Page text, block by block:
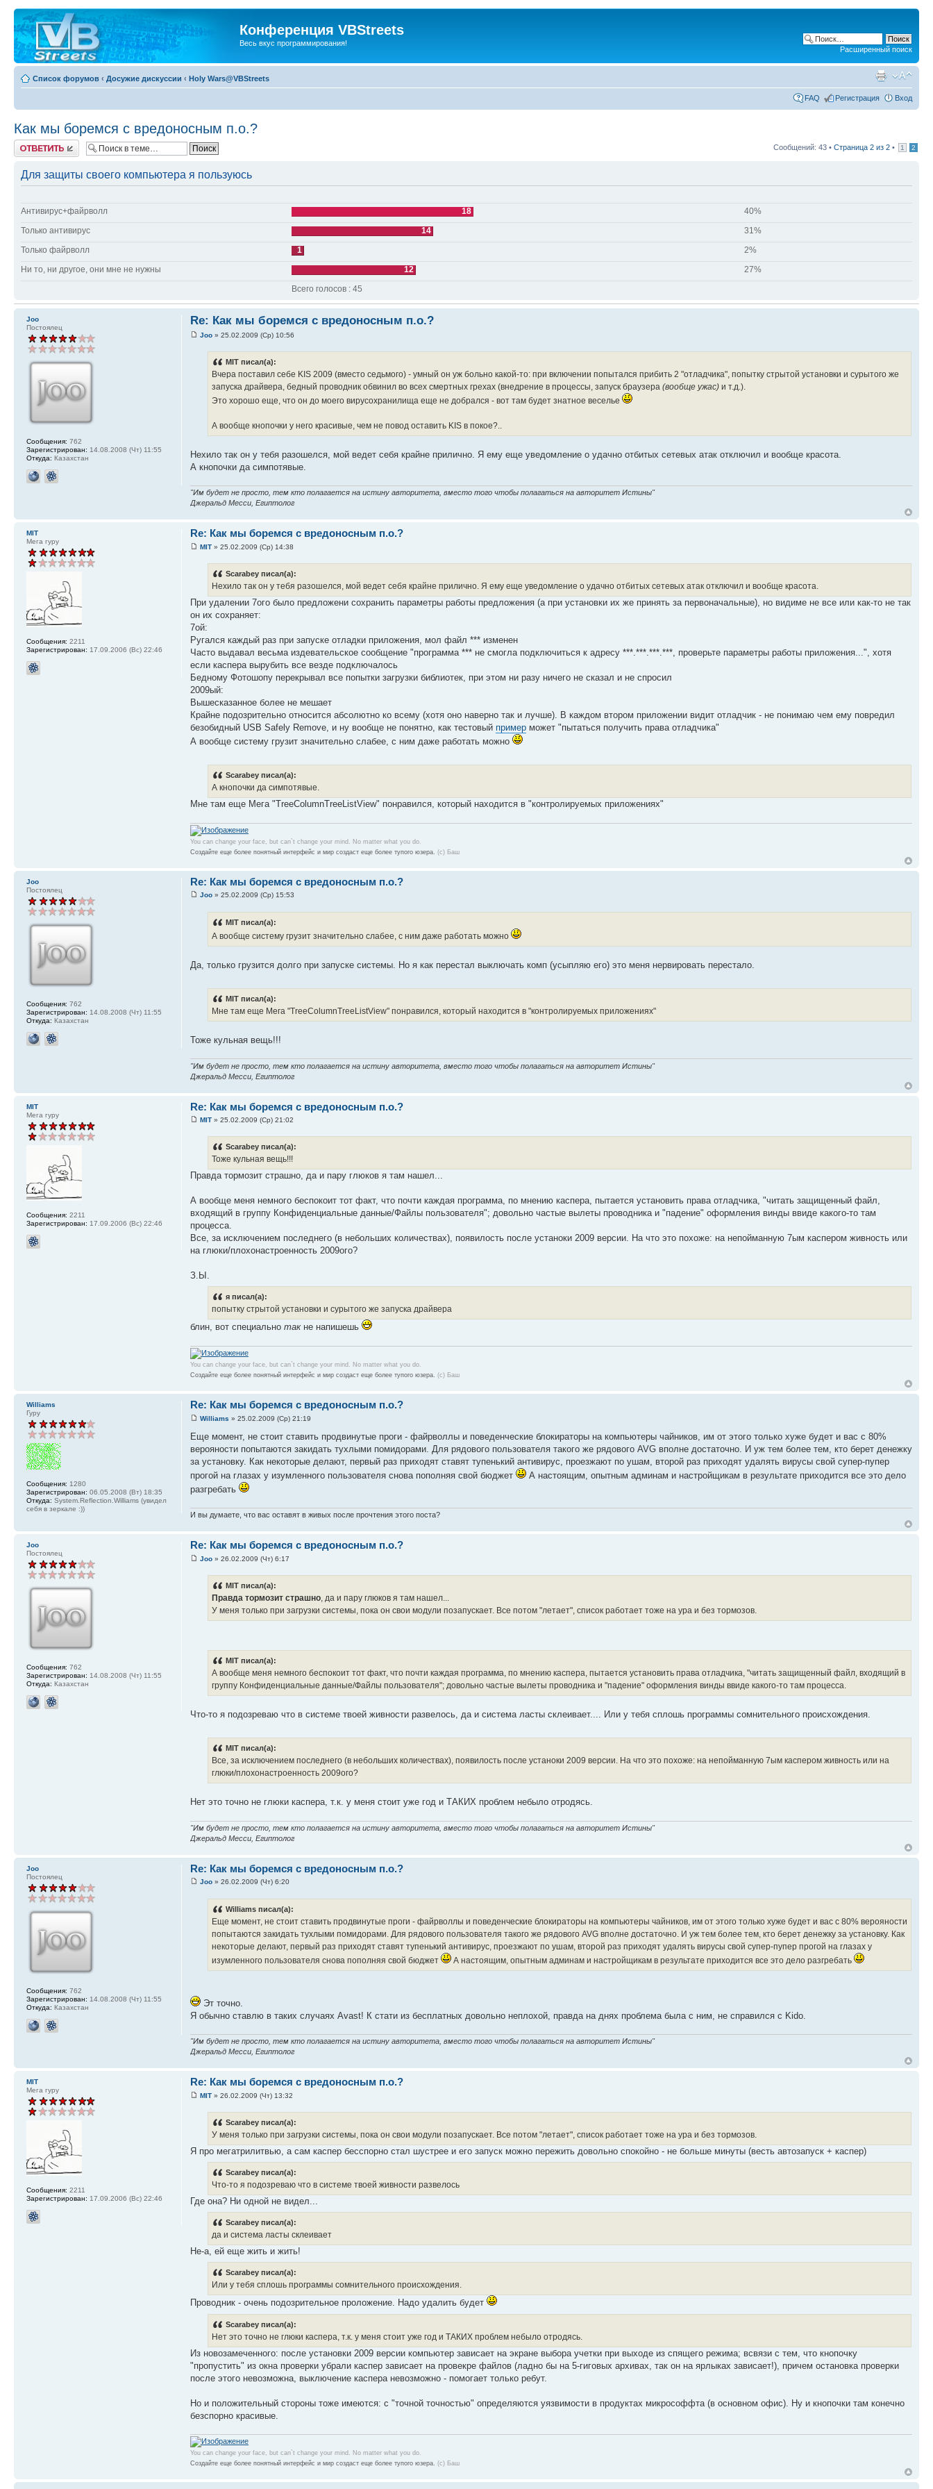
Конференция VBStreets
Весь вкус программирования!
Расширенный поиск
Список форумов ‹ Досужие дискуссии ‹ Holy Wars@VBStreets
FAQ Регистрация Вход
Как мы боремся с вредоносным п.о.?
Ответить Сообщений: 43 • Страница 2 из 2 • 1 2
Для защиты своего компьютера я пользуюсь
Антивирус+файрволл 18
40%
Только антивирус
14
31%
Только файрволл
1
2%
Ни то, ни другое, они мне не нужны
12
27%
Всего голосов : 45
Joo
Постоялец
Сообщения: 762
Зарегистрирован: 14.08.2008 (Чт) 11:55
Откуда: Казахстан
Re: Как мы боремся с вредоносным п.о.?
Joo» 25.02.2009 (Ср) 10:56
MIT писал(а):
Вчера поставил себе KIS 2009 (вместо седьмого) - умный он уж больно какой-то: при включении попытался прибить 2 "отладчика", попытку стрытой установки и сурытого же
запуска драйвера, бедный проводник обвинил во всех смертных грехах (внедрение в процессы, запуск браузера (вообще ужас)и т.д.).
Это хорошо еще, что он до моего вирусохранилища еще не добрался - вот там будет знатное веселье
А вообще кнопочки у него красивые, чем не повод оставить KIS в покое?..
Нехило так он у тебя разошелся, мой ведет себя крайне прилично. Я ему еще уведомление о удачно отбитых сетевых атак отключил и вообще красота.
А кнопочки да симпотявые.
"Им будет не просто, тем кто полагается на истину авторитета, вместо того чтобы полагаться на авторитет Истины"
Джеральд Месси, Египтолог
MIT
Мега гуру
Сообщения: 2211
Зарегистрирован: 17.09.2006 (Вс) 22:46
Re: Как мы боремся с вредоносным п.о.?
MIT» 25.02.2009 (Ср) 14:38
Scarabey писал(а):
Нехило так он у тебя разошелся, мой ведет себя крайне прилично. Я ему еще уведомление о удачно отбитых сетевых атак отключил и вообще красота.
При удалении 7ого было предложени сохранить параметры работы предложения (а при установки их же принять за первоначальные), но видиме не все или как-то не так
он их сохраняет:
7ой:
Ругался каждый раз при запуске отладки приложения, мол файл *** изменен
Часто выдавал весьма издевательское сообщение "программа *** не смогла подключиться к адресу ***.***.***.***, проверьте параметры работы приложения...", хотя
если каспера вырубить все везде подключалось
Бедному Фотошопу перекрывал все попытки загрузки библиотек, при этом ни разу ничего не сказал и не спросил
2009ый:
Вышесказанное более не мешает
Крайне подозрительно относится абсолютно ко всему (хотя оно наверно так и лучше). В каждом втором приложении видит отладчик - не понимаю чем ему повредил
безобидный USB Safely Remove, и ну вообще не понятно, как тестовый примерможет "пытаться получить права отладчика"
А вообще систему грузит значительно слабее, с ним даже работать можно
Scarabey писал(а):
А кнопочки да симпотявые.
Мне там еще Мега "TreeColumnTreeListView" понравился, который находится в "контролируемых приложениях"
You can change your face, but can`t change your mind. No matter what you do.
Создайте еще более понятный интерфейс и мир создаст еще более тупого юзера. (с) Баш
Joo
Постоялец
Сообщения: 762
Зарегистрирован: 14.08.2008 (Чт) 11:55
Откуда: Казахстан
Re: Как мы боремся с вредоносным п.о.?
Joo» 25.02.2009 (Ср) 15:53
MIT писал(а):
А вообще систему грузит значительно слабее, с ним даже работать можно
Да, только грузится долго при запуске системы. Но я как перестал выключать комп (усыпляю его) это меня нервировать перестало.
MIT писал(а):
Мне там еще Мега "TreeColumnTreeListView" понравился, который находится в "контролируемых приложениях"
Тоже кульная вещь!!!
"Им будет не просто, тем кто полагается на истину авторитета, вместо того чтобы полагаться на авторитет Истины"
Джеральд Месси, Египтолог
MIT
Мега гуру
Сообщения: 2211
Зарегистрирован: 17.09.2006 (Вс) 22:46
Re: Как мы боремся с вредоносным п.о.?
MIT» 25.02.2009 (Ср) 21:02
Scarabey писал(а):
Тоже кульная вещь!!!
Правда тормозит страшно, да и пару глюков я там нашел...
А вообще меня немного беспокоит тот факт, что почти каждая программа, по мнению каспера, пытается установить права отладчика, "читать защищенный файл,
входящий в группу Конфиденциальные данные/Файлы пользователя"; довольно частые вылеты проводника и "падение" оформления винды ввиде какого-то там
процесса.
Все, за исключением последнего (в небольших количествах), появилость после устаноки 2009 версии. На что это похоже: на непойманную 7ым каспером живность или
на глюки/плохонастроенность 2009ого?
З.Ы.
я писал(а):
попытку стрытой установки и сурытого же запуска драйвера
блин, вот специально такне напишешь
You can change your face, but can`t change your mind. No matter what you do.
Создайте еще более понятный интерфейс и мир создаст еще более тупого юзера. (с) Баш
Williams
Гуру
Сообщения: 1280
Зарегистрирован: 06.05.2008 (Вт) 18:35
Откуда: System.Reflection.Williams (увидел
себя в зеркале :))
Re: Как мы боремся с вредоносным п.о.?
Williams » 25.02.2009 (Ср) 21:19
Еще момент, не стоит ставить продвинутые проги - файрволлы и поведенческие блокираторы на компьютеры чайников, им от этого только хуже будет и вас с 80%
верояности попытаются закидать тухлыми помидорами. Для рядового пользователя такого же рядового AVG вполне достаточно. И уж тем более тем, кто берет денежку
за установку. Как некоторые делают, первый раз приходят ставят тупенький антивирус, проезжают по ушам, второй раз приходят удалять вирусы свой супер-пупер
прогой на глазах у изумленного пользователя снова пополняя свой бюджет
А настоящим, опытным админам и настройщикам в результате приходится все это дело
разгребать
И вы думаете, что вас оставят в живых после прочтения этого поста?
Joo
Постоялец
Сообщения: 762
Зарегистрирован: 14.08.2008 (Чт) 11:55
Откуда: Казахстан
Re: Как мы боремся с вредоносным п.о.?
Joo» 26.02.2009 (Чт) 6:17
MIT писал(а):
Правда тормозит страшно, да и пару глюков я там нашел...
У меня только при загрузки системы, пока он свои модули позапускает. Все потом "летает", список работает тоже на ура и без тормозов.
MIT писал(а):
А вообще меня немного беспокоит тот факт, что почти каждая программа, по мнению каспера, пытается установить права отладчика, "читать защищенный файл, входящий в
группу Конфиденциальные данные/Файлы пользователя"; довольно частые вылеты проводника и "падение" оформления винды ввиде какого-то там процесса.
Что-то я подозреваю что в системе твоей живности развелось, да и система ласты склеивает.... Или у тебя сплошь программы сомнительного происхождения.
MIT писал(а):
Все, за исключением последнего (в небольших количествах), появилость после устаноки 2009 версии. На что это похоже: на непойманную 7ым каспером живность или на
глюки/плохонастроенность 2009ого?
Нет это точно не глюки каспера, т.к. у меня стоит уже год и ТАКИХ проблем небыло отродясь.
"Им будет не просто, тем кто полагается на истину авторитета, вместо того чтобы полагаться на авторитет Истины"
Джеральд Месси, Египтолог
Joo
Постоялец
Сообщения: 762
Зарегистрирован: 14.08.2008 (Чт) 11:55
Откуда: Казахстан
Re: Как мы боремся с вредоносным п.о.?
Joo» 26.02.2009 (Чт) 6:20
Williams писал(а):
Еще момент, не стоит ставить продвинутые проги - файрволлы и поведенческие блокираторы на компьютеры чайников, им от этого только хуже будет и вас с 80% верояности
попытаются закидать тухлыми помидорами. Для рядового пользователя такого же рядового AVG вполне достаточно. И уж тем более тем, кто берет денежку за установку. Как
некоторые делают, первый раз приходят ставят тупенький антивирус, проезжают по ушам, второй раз приходят удалять вирусы свой супер-пупер прогой на глазах у
изумленного пользователя снова пополняя свой бюджет
А настоящим, опытным админам и настройщикам в результате приходится все это дело разгребать
Эт точно.
Я обычно ставлю в таких случаях Avast! К стати из бесплатных довольно неплохой, правда на днях проблема была с ним, не справился с Kido.
"Им будет не просто, тем кто полагается на истину авторитета, вместо того чтобы полагаться на авторитет Истины"
Джеральд Месси, Египтолог
MIT
Мега гуру
Сообщения: 2211
Зарегистрирован: 17.09.2006 (Вс) 22:46
Re: Как мы боремся с вредоносным п.о.?
MIT» 26.02.2009 (Чт) 13:32
Scarabey писал(а):
У меня только при загрузки системы, пока он свои модули позапускает. Все потом "летает", список работает тоже на ура и без тормозов.
Я про мегатрилитвью, а сам каспер бесспорно стал шустрее и его запуск можно пережить довольно спокойно - не больше минуты (весть автозапуск + каспер)
Scarabey писал(а):
Что-то я подозреваю что в системе твоей живности развелось
Где она? Ни одной не видел...
Scarabey писал(а):
да и система ласты склеивает
Не-а, ей еще жить и жить!
Scarabey писал(а):
Или у тебя сплошь программы сомнительного происхождения.
Проводник - очень подозрительное проложение. Надо удалить будет
Scarabey писал(а):
Нет это точно не глюки каспера, т.к. у меня стоит уже год и ТАКИХ проблем небыло отродясь.
Из новозамеченного: после установки 2009 версии компьютер зависает на экране выбора учетки при выходе из спящего режима; всвязи с тем, что кнопочку
"пропустить" из окна проверки убрали каспер зависает на провекре файлов (ладно бы на 5-гиговых архивах, так он на ярлыках зависает!), причем остановка проверки
после этого невозможна, выключение каспера невозможно - помогает только ребут.
Но и положительный стороны тоже имеются: с "точной точностью" определяются уязвимости в продуктах микрософфта (в основном офис). Ну и кнопочки там конечно
безспорно красивые.
You can change your face, but can`t change your mind. No matter what you do.
Создайте еще более понятный интерфейс и мир создаст еще более тупого юзера. (с) Баш